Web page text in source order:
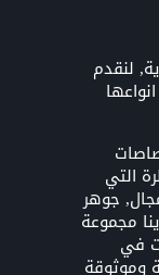
لنقدم
التي
جوهر
مجموعة
في
وموثوقة